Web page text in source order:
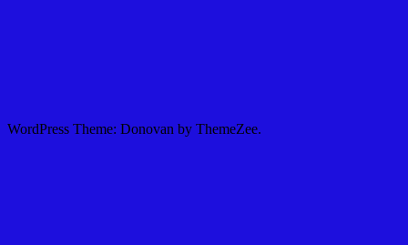
WordPress Theme: Donovan by ThemeZee.